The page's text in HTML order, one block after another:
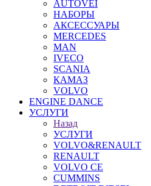
AUTOVEI
НАБОРЫ
АКСЕССУАРЫ
MERCEDES
MAN
IVECO
SCANIA
КАМАЗ
VOLVO
ENGINE DANCE
УСЛУГИ
Назад
УСЛУГИ
VOLVO&RENAULT
RENAULT
VOLVO CE
CUMMINS